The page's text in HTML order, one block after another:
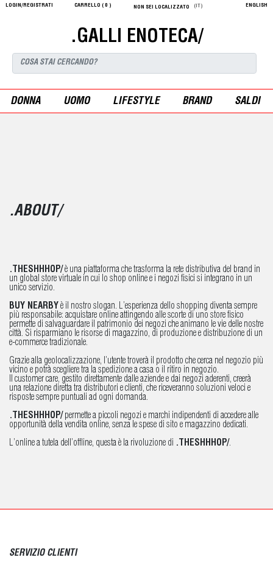
LOGIN/REGISTRATI CARRELLO ( 0 ) NON SEI LOCALIZZATO (IT) ENGLISH
.GALLI ENOTECA/
DONNA UOMO LIFESTYLE BRAND SALDI
.ABOUT/
.THESHHHOP/ è una piattaforma che trasforma la rete distributiva del brand in
un global store virtuale in cui lo shop online e i negozi fisici si integrano in un
unico servizio.
BUY NEARBY è il nostro slogan. L’esperienza dello shopping diventa sempre
più responsabile: acquistare online attingendo alle scorte di uno store fisico
permette di salvaguardare il patrimonio dei negozi che animano le vie delle nostre
città. Si risparmiano le risorse di magazzino, di produzione e distribuzione di un
e-commerce tradizionale.
Grazie alla geolocalizzazione, l’utente troverà il prodotto che cerca nel negozio più
vicino e potrà scegliere tra la spedizione a casa o il ritiro in negozio.
Il customer care, gestito direttamente dalle aziende e dai negozi aderenti, creerà
una relazione diretta tra distributori e clienti, che riceveranno soluzioni veloci e
risposte sempre puntuali ad ogni domanda.
.THESHHHOP/ permette a piccoli negozi e marchi indipendenti di accedere alle
opportunità della vendita online, senza le spese di sito e magazzino dedicati.
L’online a tutela dell’offline, questa è la rivoluzione di .THESHHHOP/.
SERVIZIO CLIENTI